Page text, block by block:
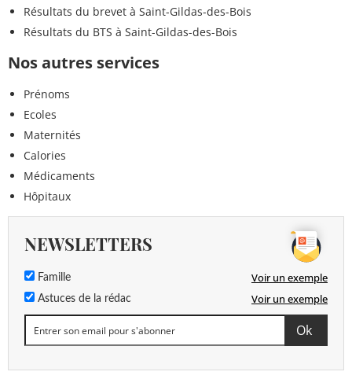
Résultats du brevet à Saint-Gildas-des-Bois
Résultats du BTS à Saint-Gildas-des-Bois
Nos autres services
Prénoms
Ecoles
Maternités
Calories
Médicaments
Hôpitaux
NEWSLETTERS
Famille Voir un exemple
Astuces de la rédac Voir un exemple